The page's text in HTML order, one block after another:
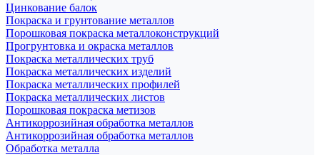
Цинкование балок
Покраска и грунтование металлов
Порошковая покраска металлоконструкций
Прогрунтовка и окраска металлов
Покраска металлических труб
Покраска металлических изделий
Покраска металлических профилей
Покраска металлических листов
Порошковая покраска метизов
Антикоррозийная обработка металлов
Антикоррозийная обработка металлов
Обработка металла